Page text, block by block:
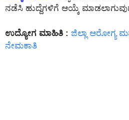
ನಡೆಸಿ ಹುದ್ದೆಗಳಿಗೆ ಆಯ್ಕೆ
ಉದ್ಯೋಗ ಮಾಹಿತಿ : ಜಿಲ್ಲಾ ಆರೋಗ್ಯ
ನೇಮಕಾತಿ